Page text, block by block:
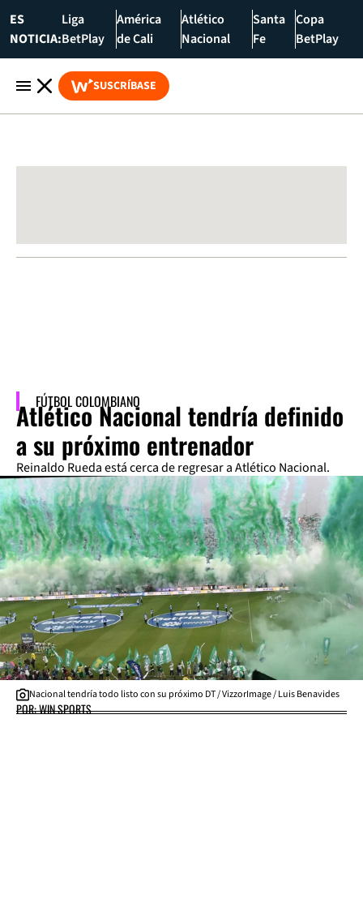
ES
NOTICIA:
Liga
BetPlay
América
de Cali
Atlético
Nacional
Santa
Fe
Copa
BetPlay
SUSCRÍBASE
FÚTBOL COLOMBIANO
Atlético Nacional tendría definido
a su próximo entrenador
Reinaldo Rueda está cerca de regresar a Atlético Nacional.
Nacional tendría todo listo con su próximo DT / VizzorImage / Luis Benavides
POR: WIN SPORTS